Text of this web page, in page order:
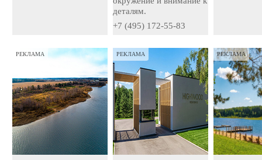
деталям.
+7 (495) 172-55-83
РЕКЛАМА РЕКЛАМА РЕКЛАМА